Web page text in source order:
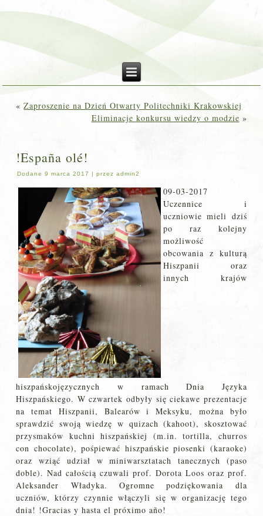
«Zaproszenie na Dzień Otwarty Politechniki Krakowskiej
Eliminacje konkursu wiedzy o modzie »
!España olé!
Dodane 9 marca 2017 |przez admin2
09-03-2017
Uczennice i
uczniowie mieli dziś
po raz kolejny
możliwość
obcowania z kulturą
Hiszpanii oraz
innych krajów
hiszpańskojęzycznych w ramach Dnia Języka
Hiszpańskiego. W czwartek odbyły się ciekawe prezentacje
na temat Hiszpanii, Balearów i Meksyku, można było
sprawdzić swoją wiedzę w quizach (kahoot), skosztować
przysmaków kuchni hiszpańskiej (m.in. tortilla, churros
con chocolate), pośpiewać hiszpańskie piosenki (karaoke)
oraz wziąć udział w miniwarsztatach tanecznych (paso
doble). Nad całością czuwali prof. Dorota Loos oraz prof.
Aleksander Władyka. Ogromne podziękowania dla
uczniów, którzy czynnie włączyli się w organizację tego
dnia! !Gracias y hasta el próximo año!